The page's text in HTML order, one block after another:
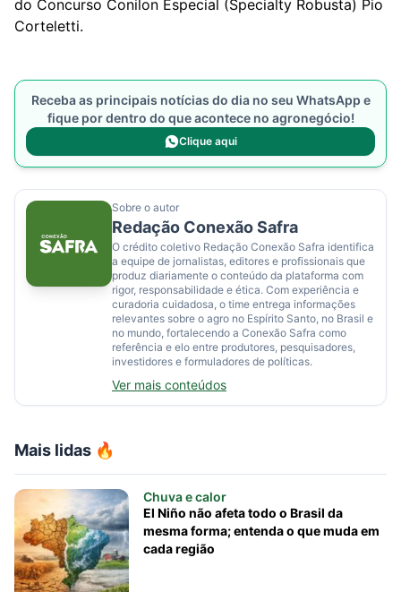
Mais lidas 🔥
Chuva e calor
El Niño não afeta todo o Brasil da
mesma forma; entenda o que muda em
cada região
do Concurso Conilon Especial (Specialty Robusta) Pio
Corteletti.
Receba as principais notícias do dia no seu WhatsApp e
fique por dentro do que acontece no agronegócio!
Clique aqui
Sobre o autor
Redação Conexão Safra
O crédito coletivo Redação Conexão Safra identifica
a equipe de jornalistas, editores e profissionais que
produz diariamente o conteúdo da plataforma com
rigor, responsabilidade e ética. Com experiência e
curadoria cuidadosa, o time entrega informações
relevantes sobre o agro no Espírito Santo, no Brasil e
no mundo, fortalecendo a Conexão Safra como
referência e elo entre produtores, pesquisadores,
investidores e formuladores de políticas.
Ver mais conteúdos